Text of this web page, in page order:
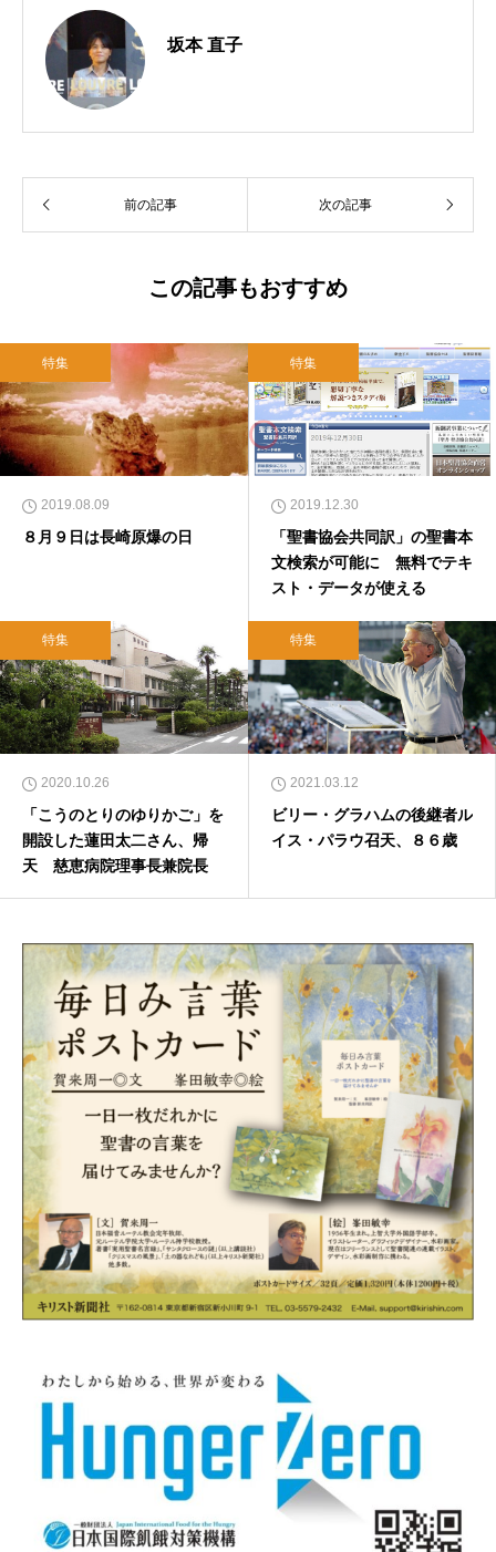
坂本 直子
前の記事 次の記事
この記事もおすすめ
特集
2019.08.09
８月９日は長崎原爆の日
特集
2019.12.30
「聖書協会共同訳」の聖書本
文検索が可能に 無料でテキ
スト・データが使える
特集
2020.10.26
「こうのとりのゆりかご」を
開設した蓮田太二さん、帰
天 慈恵病院理事長兼院長
特集
2021.03.12
ビリー・グラハムの後継者ル
イス・パラウ召天、８６歳